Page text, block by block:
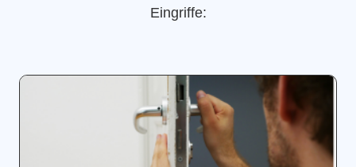
Eingriffe: